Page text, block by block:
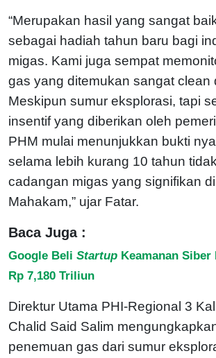
“Merupakan hasil yang sangat
sebagai hadiah tahun baru bagi
migas. Kami juga sempat
gas yang ditemukan sangat clean
Meskipun sumur eksplorasi, tapi
insentif yang diberikan oleh
PHM mulai menunjukkan bukti
selama lebih kurang 10 tahun
cadangan migas yang signifikan
Mahakam,” ujar Fatar.
Baca Juga :
Google Beli Startup Keamanan Siber
Rp 7,180 Triliun
Direktur Utama PHI-Regional 3
Chalid Said Salim
penemuan gas dari sumur